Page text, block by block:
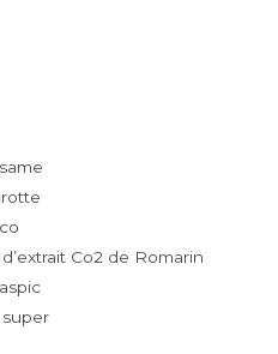
Co2 de Romarin